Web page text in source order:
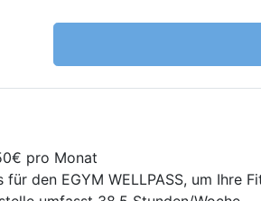
pro Monat
für den EGYM WELLPASS, um Ihre